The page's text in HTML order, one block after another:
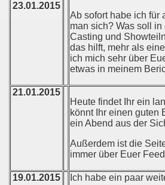
23.01.2015
Ab sofort habe ich
man sich? Was soll
Casting und
das hilft, mehr als
ich mich sehr über
etwas in meinem
21.01.2015
Heute findet Ihr ein
könnt Ihr einen guten
ein Abend aus der
Außerdem ist die
immer über Euer
19.01.2015 Ich habe ein paar